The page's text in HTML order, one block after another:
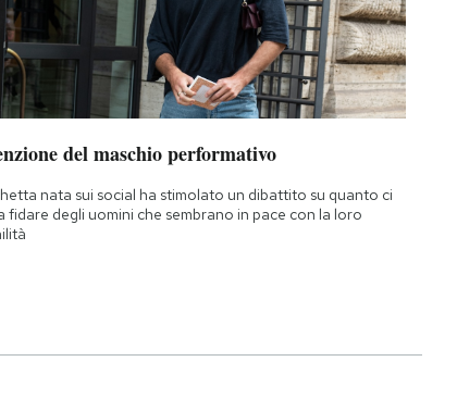
del maschio performativo
nata sui social ha stimolato un dibattito su quanto ci
fidare degli uomini che sembrano in pace con la loro